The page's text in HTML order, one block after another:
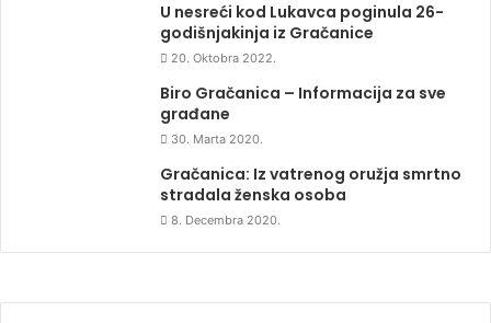
U nesreći kod Lukavca poginula 26-
godišnjakinja iz Gračanice
20. Oktobra 2022.
Biro Gračanica – Informacija za sve
građane
30. Marta 2020.
Gračanica: Iz vatrenog oružja smrtno
stradala ženska osoba
8. Decembra 2020.